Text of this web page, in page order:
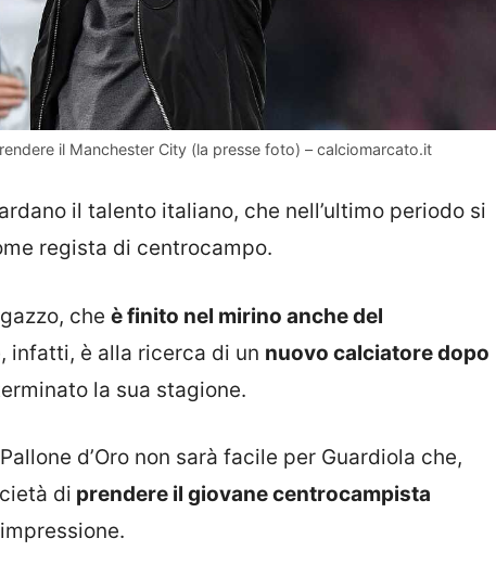
il Manchester City (la presse foto) – calciomarcato.it
il talento italiano, che nell’ultimo periodo si
regista di centrocampo.
che è finito nel mirino anche del
infatti, è alla ricerca di un nuovo calciatore dopo
la sua stagione.
d’Oro non sarà facile per Guardiola che,
di prendere il giovane centrocampista